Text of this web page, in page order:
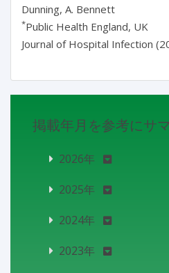
Dunning, A. Bennett
*Public Health England, UK
Journal of Hospital Infection
掲載年月を参考にサ
2026年
2025年
2024年
2023年